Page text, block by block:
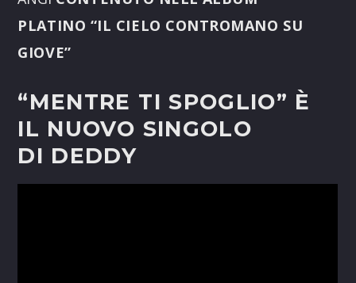
PLATINO “IL CIELO CONTROMANO SU
GIOVE”
“MENTRE TI SPOGLIO” È
IL NUOVO SINGOLO
DI DEDDY